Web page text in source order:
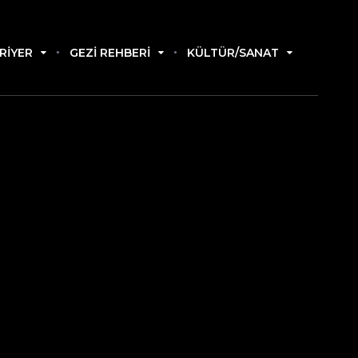
GEZI REHBERI KÜLTÜR/SANAT